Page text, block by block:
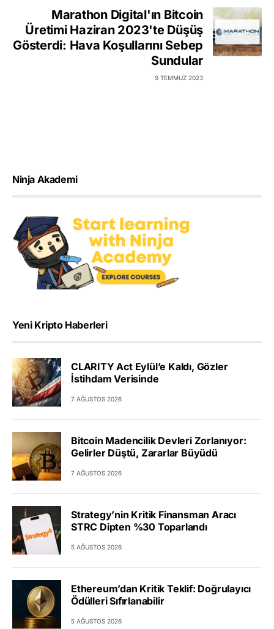
Marathon Digital'ın Bitcoin
Üretimi Haziran 2023'te Düşüş
Gösterdi: Hava Koşullarını Sebep
Sundular
9 TEMMUZ 2023
Ninja Akademi
Yeni Kripto Haberleri
CLARITY Act Eylül’e Kaldı, Gözler
İstihdam Verisinde
7 AĞUSTOS 2026
Bitcoin Madencilik Devleri Zorlanıyor:
Gelirler Düştü, Zararlar Büyüdü
7 AĞUSTOS 2026
Strategy’nin Kritik Finansman Aracı
STRC Dipten %30 Toparlandı
5 AĞUSTOS 2026
Ethereum’dan Kritik Teklif: Doğrulayıcı
Ödülleri Sıfırlanabilir
5 AĞUSTOS 2026